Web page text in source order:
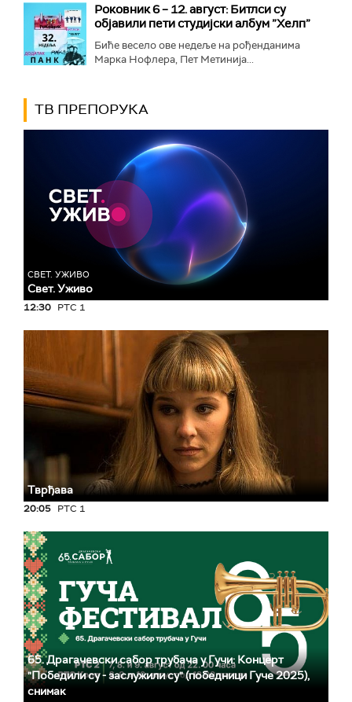
Роковник 6 – 12. август: Битлси су
објавили пети студијски албум ”Хелп”
Биће весело ове недеље на рођенданима
Марка Нофлера, Пет Метинија...
ТВ ПРЕПОРУКА
СВЕТ. УЖИВО
Свет. Уживо
12:30 РТС 1
Тврђава
20:05 РТС 1
65. Драгачевски сабор трубача у Гучи: Концерт
"Победили су - заслужили су" (победници Гуче 2025),
снимак